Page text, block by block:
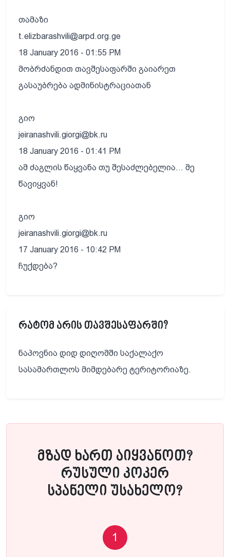
თამაზი
t.elizbarashvili@arpd.org.ge
18 January 2016 - 01:55 PM
მობრძანდით თავშესაფარში გაიარეთ
გასაუბრება ადმინისტრაციათან
გიო
jeiranashvili.giorgi@bk.ru
18 January 2016 - 01:41 PM
ამ ძაგლის წაყვანა თუ შესაძლებელია... მე
წავიყვან!
გიო
jeiranashvili.giorgi@bk.ru
17 January 2016 - 10:42 PM
ჩუქდება?
რატომ არის თავშესაფარში?
ნაპოვნია დიდ დიღომში საქალაქო
სასამართლოს მიმდებარე ტერიტორიაზე.
მზად ხართ აიყვანოთ?
რუსული კოკერ
სპანელი უსახელო?
1